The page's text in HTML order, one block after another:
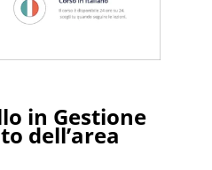
in Gestione
dell’area